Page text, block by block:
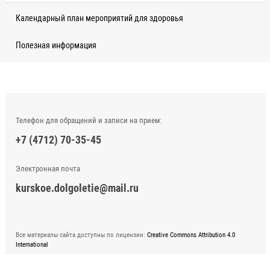
Календарный план мероприятий для здоровья
Полезная информация
Телефон для обращений и записи на прием:
+7 (4712) 70-35-45
Электронная почта
kurskoe.dolgoletie@mail.ru
Все материалы сайта доступны по лицензии: Creative Commons Attribution 4.0
International